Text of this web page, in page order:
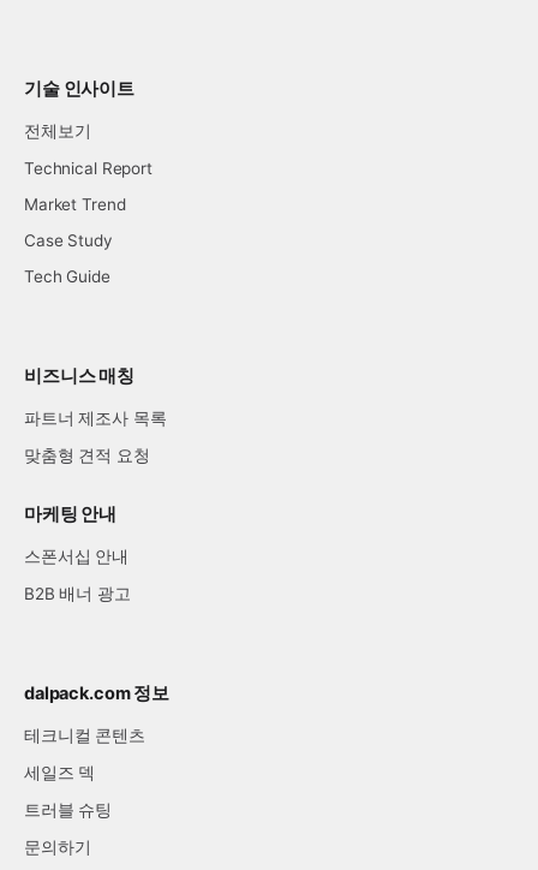
기술 인사이트
전체보기
Technical Report
Market Trend
Case Study
Tech Guide
비즈니스 매칭
파트너 제조사 목록
맞춤형 견적 요청
마케팅 안내
스폰서십 안내
B2B 배너 광고
dalpack.com 정보
테크니컬 콘텐츠
세일즈 덱
트러블 슈팅
문의하기